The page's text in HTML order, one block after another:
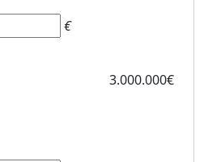
€
3.000.000€